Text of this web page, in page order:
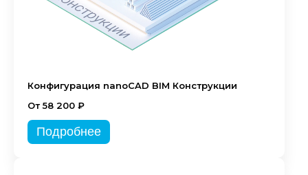
Конфигурация nanoCAD BIM Конструкции
От 58 200 ₽
Подробнее